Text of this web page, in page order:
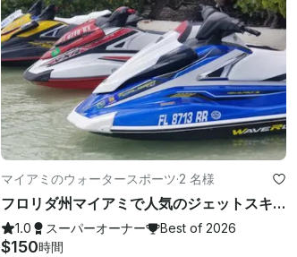
マイアミのウォータースポーツ·2 名様
フロリダ州マイアミで人気のジェットスキーレンタル
1.0 スーパーオーナー Best of 2026
$150時間